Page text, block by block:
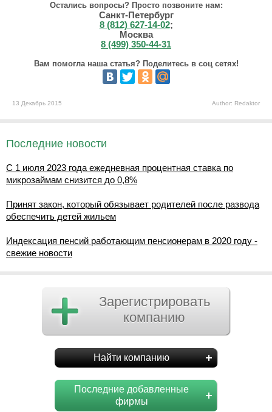
Остались вопросы? Просто позвоните нам:
Санкт-Петербург
8 (812) 627-14-02;
Москва
8 (499) 350-44-31
Вам помогла наша статья? Поделитесь в соц сетях!
13 Декабрь 2015 Author: Redaktor
Последние новости
С 1 июля 2023 года ежедневная процентная ставка по
микрозаймам снизится до 0,8%
Принят закон, который обязывает родителей после развода
обеспечить детей жильем
Индексация пенсий работающим пенсионерам в 2020 году -
свежие новости
Зарегистрировать
компанию
Найти компанию
Последние добавленные
фирмы